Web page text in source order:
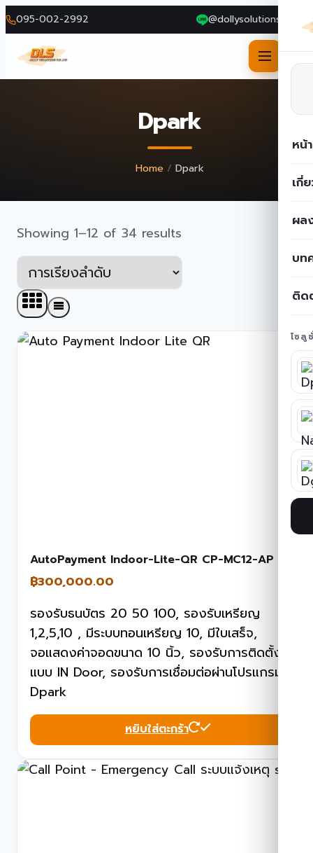
095-002-2992 @dollysolutions
หน้
เกี่
ผล
บท
ติด
โซลู
Dpark
Home / Dpark
Showing 1–12 of 34 results
AutoPayment Indoor-Lite-QR CP-MC12-AP
฿300,000.00
รองรับธนบัตร 20 50 100, รองรับเหรียญ
1,2,5,10 , มีระบบทอนเหรียญ 10, มีใบเสร็จ,
จอแสดงค่าจอดขนาด 10 นิ้ว, รองรับการติดตั้ง
แบบ IN Door, รองรับการเชื่อมต่อผ่านโปรแกรม
Dpark
หยิบใส่ตะกร้า